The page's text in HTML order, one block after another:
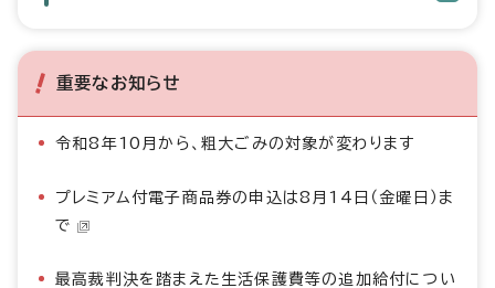
重要なお知らせ
令和8年10月から、粗大ごみの対象が変わります
プレミアム付電子商品券の申込は8月14日（金曜日）ま
で
最高裁判決を踏まえた生活保護費等の追加給付につい